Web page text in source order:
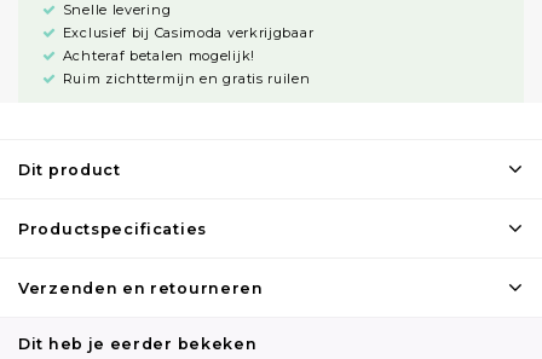
Snelle levering
Exclusief bij Casimoda verkrijgbaar
Achteraf betalen mogelijk!
Ruim zichttermijn en gratis ruilen
Dit product
Productspecificaties
Verzenden en retourneren
Dit heb je eerder bekeken